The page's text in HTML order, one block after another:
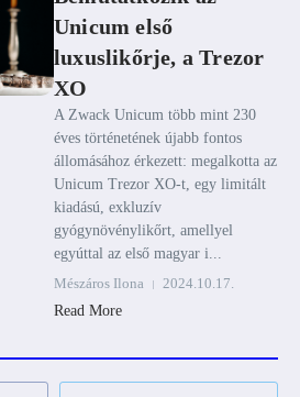
Unicum első
luxuslikőrje, a Trezor
XO
A Zwack Unicum több mint 230
éves történetének újabb fontos
állomásához érkezett: megalkotta az
Unicum Trezor XO-t, egy limitált
kiadású, exkluzív
gyógynövénylikőrt, amellyel
egyúttal az első magyar i...
Mészáros Ilona
2024.10.17.
Read More